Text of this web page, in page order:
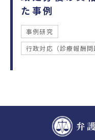
た事例
事例研究
行政対応（診療報酬問